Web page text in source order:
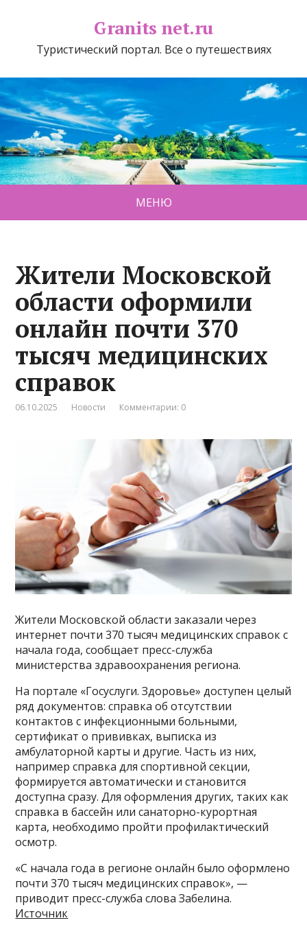
Granits net.ru
Туристический портал. Все о путешествиях
МЕНЮ
Жители Московской
области оформили
онлайн почти 370
тысяч медицинских
справок
06.10.2025 Новости Комментарии: 0
Жители Московской области заказали через
интернет почти 370 тысяч медицинских справок с
начала года, сообщает пресс-служба
министерства здравоохранения региона.
На портале «Госуслуги. Здоровье» доступен целый
ряд документов: справка об отсутствии
контактов с инфекционными больными,
сертификат о прививках, выписка из
амбулаторной карты и другие. Часть из них,
например справка для спортивной секции,
формируется автоматически и становится
доступна сразу. Для оформления других, таких как
справка в бассейн или санаторно-курортная
карта, необходимо пройти профилактический
осмотр.
«С начала года в регионе онлайн было оформлено
почти 370 тысяч медицинских справок», —
приводит пресс-служба слова Забелина.
Источник